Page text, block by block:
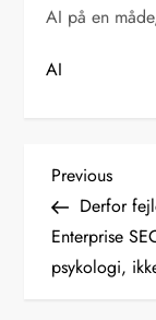
AI på en
AI
I
n
d
Previous
Post
Previous
Derfor
Enterprise
psykologi,